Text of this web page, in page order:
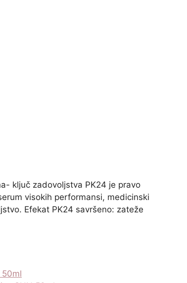
ključ zadovoljstva PK24 je pravo
visokih performansi, medicinski
Efekat PK24 savršeno: zateže